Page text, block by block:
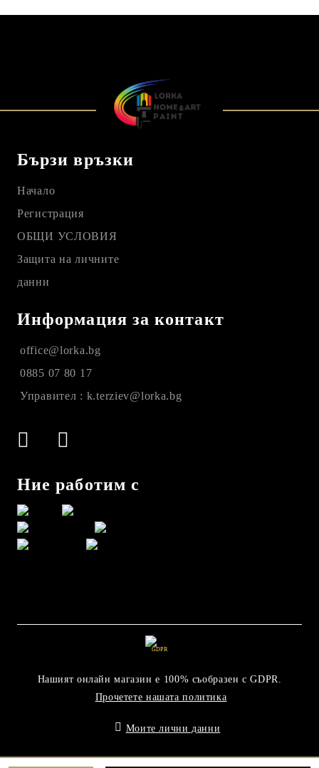
Бързи връзки
Начало
Регистрация
ОБЩИ УСЛОВИЯ
Защита на личните
данни
Информация за контакт
office@lorka.bg
0885 07 80 17
Управител : k.terziev@lorka.bg
Ние работим с
GDPR
Нашият онлайн магазин е 100% съобразен с GDPR.
Прочетете нашата политика
Моите лични данни